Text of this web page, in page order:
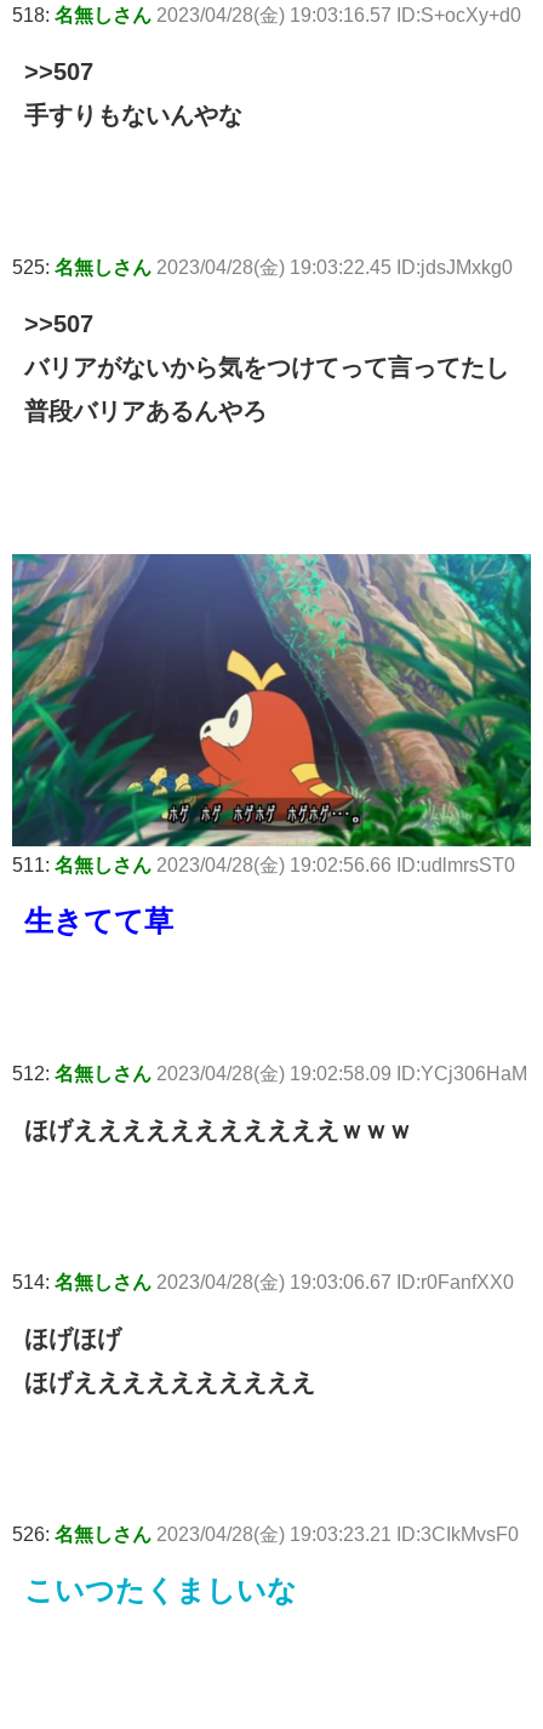
518: 名無しさん 2023/04/28(金) 19:03:16.57 ID:S+ocXy+d0
>>507
手すりもないんやな
525: 名無しさん 2023/04/28(金) 19:03:22.45 ID:jdsJMxkg0
>>507
バリアがないから気をつけてって言ってたし
普段バリアあるんやろ
511: 名無しさん 2023/04/28(金) 19:02:56.66 ID:udlmrsST0
生きてて草
512: 名無しさん 2023/04/28(金) 19:02:58.09 ID:YCj306HaM
ほげえええええええええええｗｗｗ
514: 名無しさん 2023/04/28(金) 19:03:06.67 ID:r0FanfXX0
ほげほげ
ほげええええええええええ
526: 名無しさん 2023/04/28(金) 19:03:23.21 ID:3CIkMvsF0
こいつたくましいな